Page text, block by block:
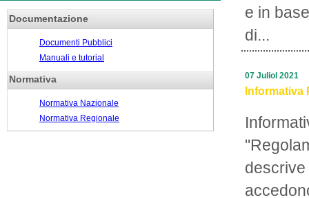
Documentazione
Documenti Pubblici
Manuali e tutorial
Normativa
Normativa Nazionale
Normativa Regionale
e in
di...
Informativa
07 Juliol 2021